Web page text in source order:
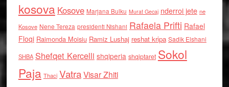
kosova Kosove Marjana Bulku Murat Gecaj nderroi jete ne
Kosove Nene Tereza presidenti Nishani Rafaela Prifti Rafael
Floqi Raimonda Moisiu Ramiz Lushaj reshat kripa Sadik Elshani
SHBA Shefqet Kercelli shqiperia shqiptaret Sokol
Paja Thaci VatraVisar Zhiti